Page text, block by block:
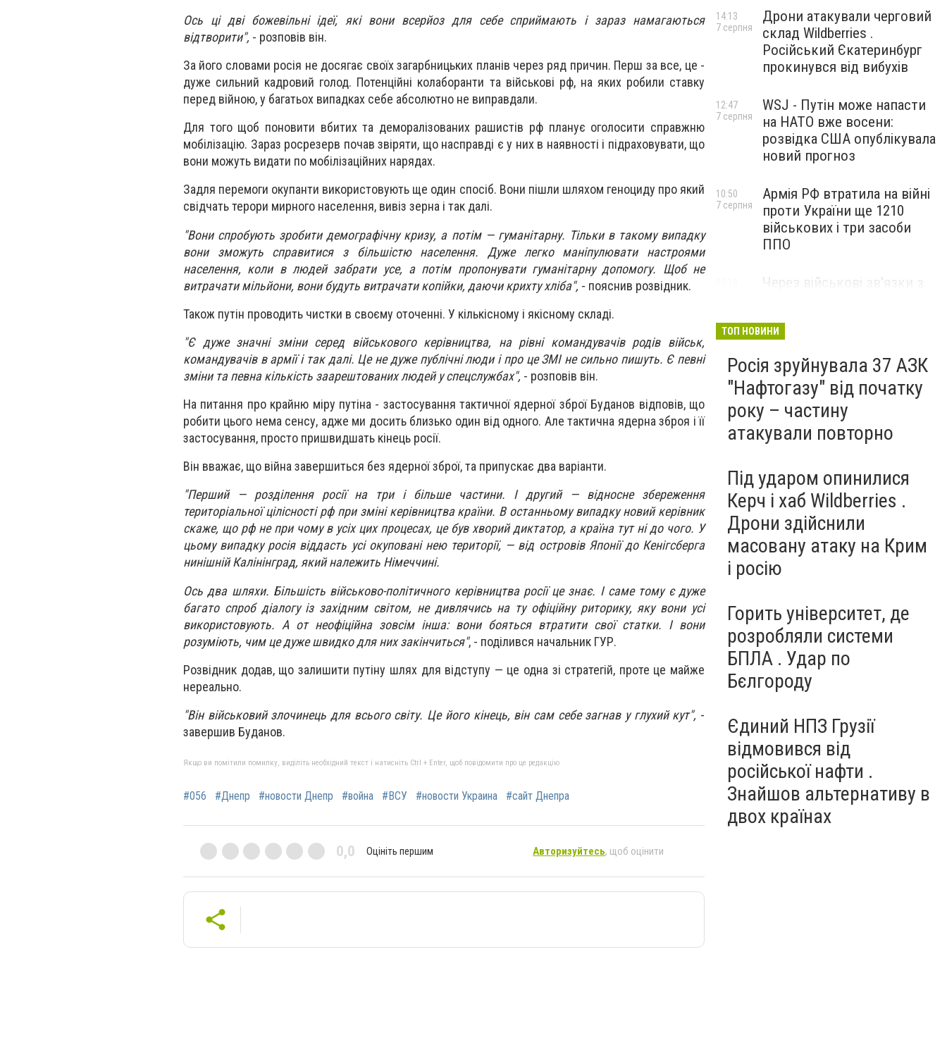
Ось ці дві божевільні ідеї, які вони всерйоз для себе сприймають і зараз намагаються
відтворити", - розповів він.
За його словами росія не досягає своїх загарбницьких планів через ряд причин. Перш за все, це -
дуже сильний кадровий голод. Потенційні колаборанти та військові рф, на яких робили ставку
перед війною, у багатьох випадках себе абсолютно не виправдали.
Для того щоб поновити вбитих та деморалізованих рашистів рф планує оголосити справжню
мобілізацію. Зараз росрезерв почав звіряти, що насправді є у них в наявності і підраховувати, що
вони можуть видати по мобілізаційних нарядах.
Задля перемоги окупанти використовують ще один спосіб. Вони пішли шляхом геноциду про який
свідчать терори мирного населення, вивіз зерна і так далі.
"Вони спробують зробити демографічну кризу, а потім — гуманітарну. Тільки в такому випадку
вони зможуть справитися з більшістю населення. Дуже легко маніпулювати настроями
населення, коли в людей забрати усе, а потім пропонувати гуманітарну допомогу. Щоб не
витрачати мільйони, вони будуть витрачати копійки, даючи крихту хліба", - пояснив розвідник.
Також путін проводить чистки в своєму оточенні. У кількісному і якісному складі.
"Є дуже значні зміни серед військового керівництва, на рівні командувачів родів військ,
командувачів в армії і так далі. Це не дуже публічні люди і про це ЗМІ не сильно пишуть. Є певні
зміни та певна кількість заарештованих людей у спецслужбах", - розповів він.
На питання про крайню міру путіна - застосування тактичної ядерної зброї Буданов відповів, що
робити цього нема сенсу, адже ми досить близько один від одного. Але тактична ядерна зброя і її
застосування, просто пришвидшать кінець росії.
Він вважає, що війна завершиться без ядерної зброї, та припускає два варіанти.
"Перший — розділення росії на три і більше частини. І другий — відносне збереження
територіальної цілісності рф при зміні керівництва країни. В останньому випадку новий керівник
скаже, що рф не при чому в усіх цих процесах, це був хворий диктатор, а країна тут ні до чого. У
цьому випадку росія віддасть усі окуповані нею території, — від островів Японії до Кенігсберга
нинішній Калінінград, який належить Німеччині.
Ось два шляхи. Більшість військово-політичного керівництва росії це знає. І саме тому є дуже
багато спроб діалогу із західним світом, не дивлячись на ту офіційну риторику, яку вони усі
використовують. А от неофіційна зовсім інша: вони бояться втратити свої статки. І вони
розуміють, чим це дуже швидко для них закінчиться", - поділився начальник ГУР.
Розвідник додав, що залишити путіну шлях для відступу — це одна зі стратегій, проте це майже
нереально.
"Він військовий злочинець для всього світу. Це його кінець, він сам себе загнав у глухий кут", -
завершив Буданов.
Якщо ви помітили помилку, виділіть необхідний текст і натисніть Ctrl + Enter, щоб повідомити про це редакцію
#056 #Днепр #новости Днепр #война #ВСУ #новости Украина #сайт Днепра
0,0 Оцініть першим Авторизуйтесь, щоб оцінити
Дрони атакували черговий
склад Wildberries .
Російський Єкатеринбург
прокинувся від вибухів
14:13
7 серпня
WSJ - Путін може напасти
на НАТО вже восени:
розвідка США опублікувала
новий прогноз
12:47
7 серпня
Армія РФ втратила на війні
проти України ще 1210
військових і три засоби
ППО
10:50
7 серпня
Через військові зв'язки з
Куби
ТОП НОВИНИ
Росія зруйнувала 37 АЗК
"Нафтогазу" від початку
року – частину
атакували повторно
Під ударом опинилися
Керч і хаб Wildberries .
Дрони здійснили
масовану атаку на Крим
і росію
Горить університет, де
розробляли системи
БПЛА . Удар по
Бєлгороду
Єдиний НПЗ Грузії
відмовився від
російської нафти .
Знайшов альтернативу в
двох країнах